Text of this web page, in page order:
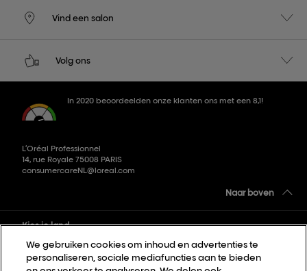
Vind een salon
Volg ons
In 2020 beoordeelden onze klanten ons met een 8,1!
L’Oréal Professionnel
14, rue Royale 75008 PARIS
consumercareNL@loreal.com
Naar boven
Kies je land
Sitemap
We gebruiken cookies om inhoud en advertenties te
personaliseren, sociale mediafuncties aan te bieden